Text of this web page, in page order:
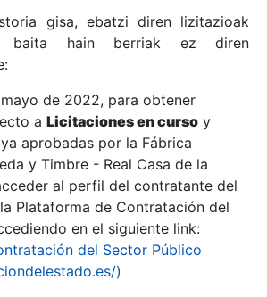
gisa, ebatzi diren lizitazioak
baita hain berriak ez diren
de 2022, para obtener
a Licitaciones en curso y
ya aprobadas por la Fábrica
y Timbre - Real Casa de la
al perfil del contratante del
Plataforma de Contratación del
en el siguiente link:
del Sector Público
)